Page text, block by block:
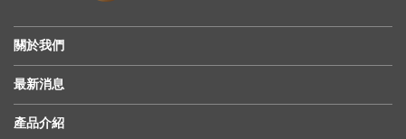
關於我們
最新消息
產品介紹